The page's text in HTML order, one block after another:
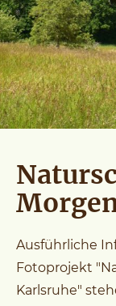
Ausführliche
Fotoprojekt
Karlsruhe"